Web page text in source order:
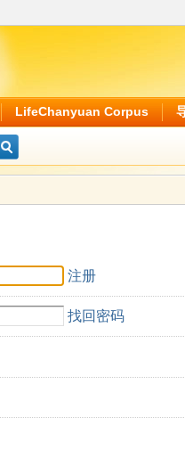
LifeChanyuan Corpus
搜
注册
找回密码